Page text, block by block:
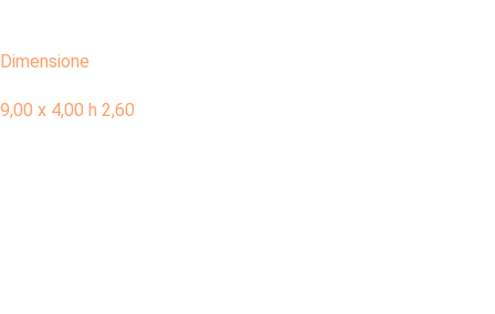
Dimensione
9,00 x 4,00 h 2,60